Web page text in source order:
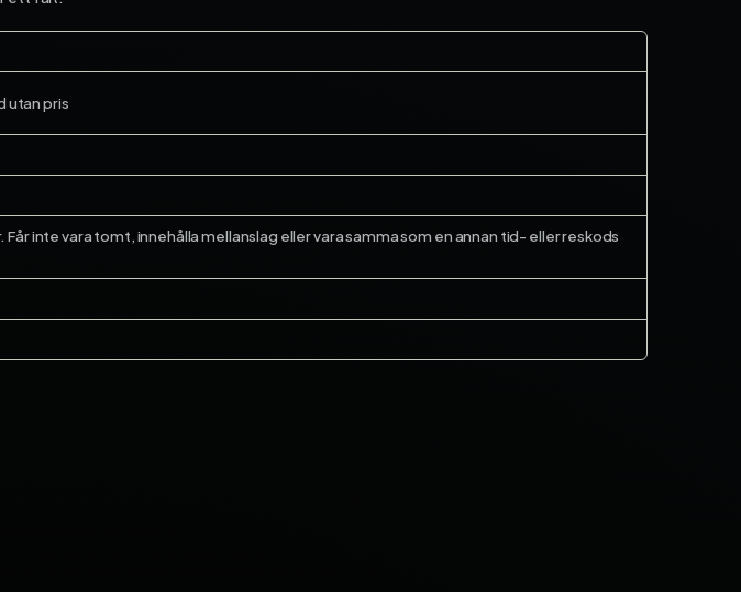
utan pris
inte vara tomt, innehålla mellanslag eller vara samma som en annan tid- eller reskods